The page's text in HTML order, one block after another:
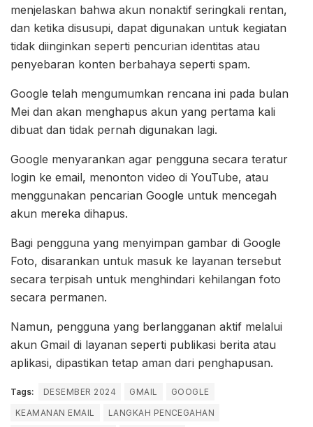
menjelaskan bahwa akun nonaktif seringkali rentan,
dan ketika disusupi, dapat digunakan untuk kegiatan
tidak diinginkan seperti pencurian identitas atau
penyebaran konten berbahaya seperti spam.
Google telah mengumumkan rencana ini pada bulan
Mei dan akan menghapus akun yang pertama kali
dibuat dan tidak pernah digunakan lagi.
Google menyarankan agar pengguna secara teratur
login ke email, menonton video di YouTube, atau
menggunakan pencarian Google untuk mencegah
akun mereka dihapus.
Bagi pengguna yang menyimpan gambar di Google
Foto, disarankan untuk masuk ke layanan tersebut
secara terpisah untuk menghindari kehilangan foto
secara permanen.
Namun, pengguna yang berlangganan aktif melalui
akun Gmail di layanan seperti publikasi berita atau
aplikasi, dipastikan tetap aman dari penghapusan.
Tags: DESEMBER 2024 GMAIL
GOOGLE
KEAMANAN EMAIL
LANGKAH PENCEGAHAN